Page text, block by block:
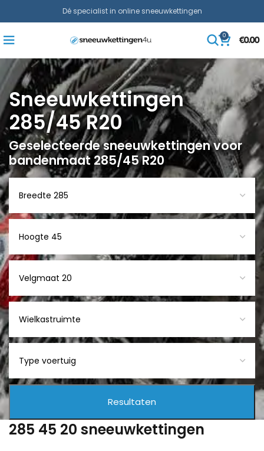
Dé specialist in online sneeuwkettingen
0
€0.00
Sneeuwkettingen
285/45 R20
Geselecteerde sneeuwkettingen voor
bandenmaat 285/45 R20
285 45 20 sneeuwkettingen